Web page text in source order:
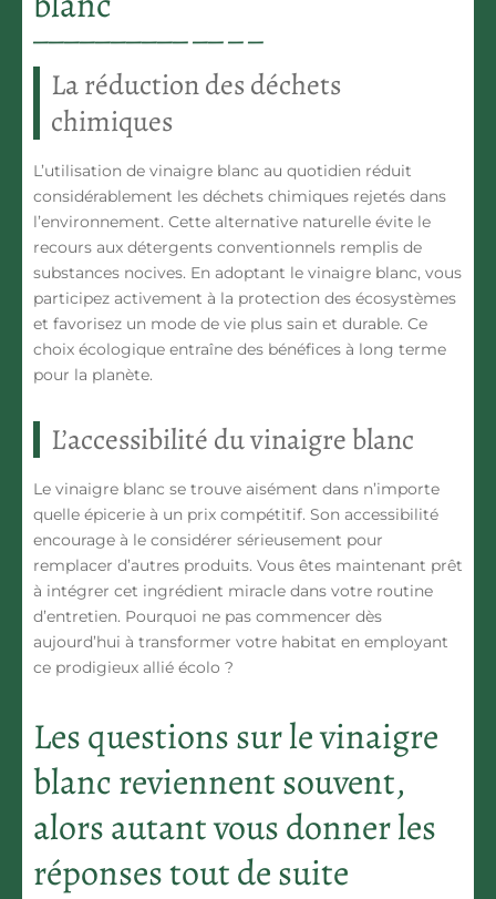
La réduction des déchets
chimiques
L’utilisation de vinaigre blanc au quotidien réduit
considérablement les déchets chimiques rejetés dans
l’environnement. Cette alternative naturelle évite le
recours aux détergents conventionnels remplis de
substances nocives. En adoptant le vinaigre blanc, vous
participez activement à la protection des écosystèmes
et favorisez un mode de vie plus sain et durable. Ce
choix écologique entraîne des bénéfices à long terme
pour la planète.
L’accessibilité du vinaigre blanc
Le vinaigre blanc se trouve aisément dans n’importe
quelle épicerie à un prix compétitif. Son accessibilité
encourage à le considérer sérieusement pour
remplacer d’autres produits. Vous êtes maintenant prêt
à intégrer cet ingrédient miracle dans votre routine
d’entretien. Pourquoi ne pas commencer dès
aujourd’hui à transformer votre habitat en employant
ce prodigieux allié écolo ?
Les questions sur le vinaigre
blanc reviennent souvent,
alors autant vous donner les
réponses tout de suite